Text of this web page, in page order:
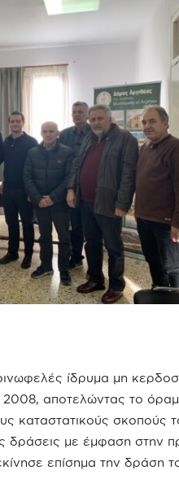
ίδρυμα μη
2008, αποτελώντας το
καταστατικούς σκοπούς
δράσεις με έμφαση στην
επίσημα την δράση